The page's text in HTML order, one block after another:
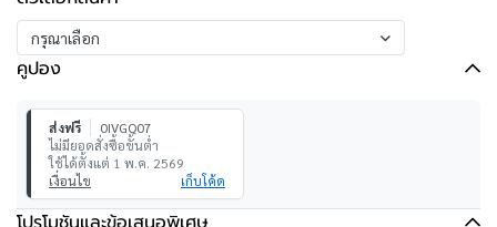
กรุณาเลือก
คูปอง
ส่งฟรี
0IVGQ07
ไม่มียอดสั่งซื้อขั้นต่ำ
ใช้ได้ตั้งแต่ 1 พ.ค. 2569
เงื่อนไข
เก็บโค้ด